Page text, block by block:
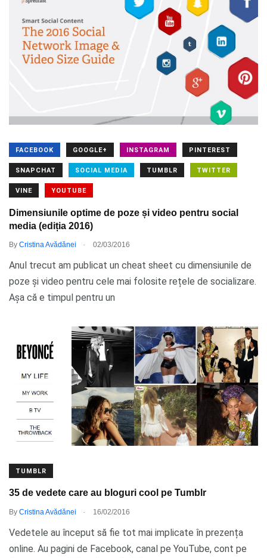
FACEBOOK GOOGLE+ INSTAGRAM PINTEREST
SNAPCHAT SOCIAL MEDIA TUMBLR TWITTER
VINE YOUTUBE
Dimensiunile optime de poze și video pentru social
media (ediția 2016)
By Cristina Avădănei . 02/03/2016
Anul trecut am publicat un cheat sheet cu dimensiunile de
poze și video pentru cele mai folosite rețele de socializare.
Așa că e timpul pentru un
TUMBLR
35 de vedete care au bloguri cool pe Tumblr
By Cristina Avădănei 16/02/2016
Vedetele au început să fie tot mai implicate în prezența
online. Au pagini de Facebook, canal pe YouTube, cont pe